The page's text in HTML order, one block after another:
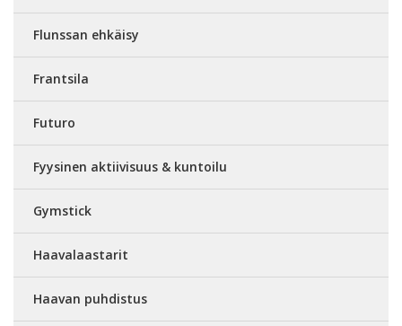
Flunssan ehkäisy
Frantsila
Futuro
Fyysinen aktiivisuus & kuntoilu
Gymstick
Haavalaastarit
Haavan puhdistus